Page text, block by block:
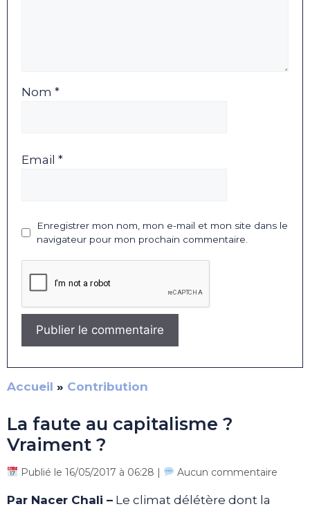
Nom *
Email *
Enregistrer mon nom, mon e-mail et mon site dans le
navigateur pour mon prochain commentaire.
Accueil » Contribution
La faute au capitalisme ?
Vraiment ?
Publié le 16/05/2017 à 06:28 | Aucun commentaire
Par Nacer Chali – Le climat délétère dont la